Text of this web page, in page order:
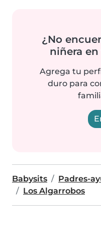
¿No
niñera
Agrega tu
duro para
Babysits
Padres-
Los Algarrobos